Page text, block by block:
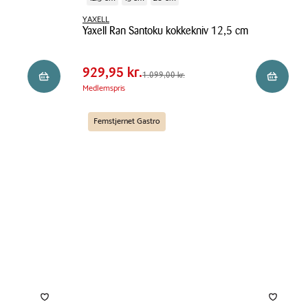
Reservér i butik
YAXELL
Yaxell Ran Santoku kokkekniv 12,5 cm
Ran
Santoku
12,5
Pris
Pris
929,95 kr.
Førpris
1.099,00 kr.
929,95 kr.1.099,00 kr.
Medlemspris
Femstjernet Gastro